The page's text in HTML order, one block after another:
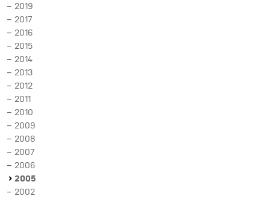
2019
2017
2016
2015
2014
2013
2012
2011
2010
2009
2008
2007
2006
2005
2002